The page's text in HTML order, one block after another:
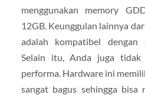
menggunakan memory
12GB. Keunggulan lainnya
adalah kompatibel dengan
Selain itu, Anda juga tidak
performa. Hardware ini
sangat bagus sehingga bisa